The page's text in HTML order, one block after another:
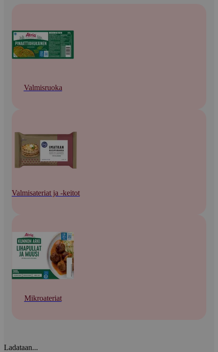
Valmisruoka
Valmisateriat ja -keitot
Mikroateriat
Ladataan...